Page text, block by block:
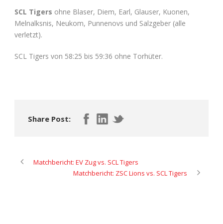
SCL Tigers ohne Blaser, Diem, Earl, Glauser, Kuonen,
Melnalksnis, Neukom, Punnenovs und Salzgeber (alle
verletzt).
SCL Tigers von 58:25 bis 59:36 ohne Torhüter.
Share Post:
Matchbericht: EV Zug vs. SCL Tigers
Matchbericht: ZSC Lions vs. SCL Tigers